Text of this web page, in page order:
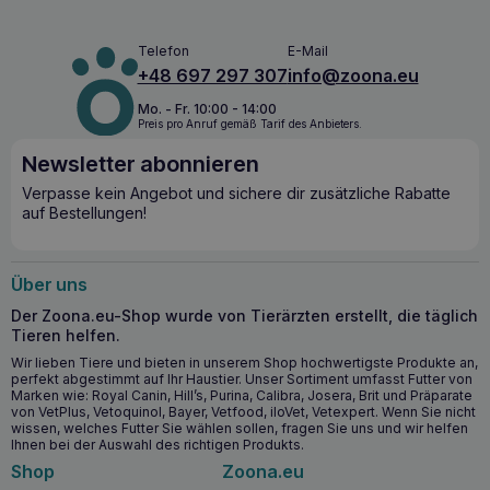
Telefon
+48 697 297 307
E-Mail
info@zoona.eu
Mo. - Fr. 10:00 - 14:00
Preis pro Anruf gemäß Tarif des Anbieters.
Newsletter abonnieren
Verpasse kein Angebot und sichere dir zusätzliche Rabatte
auf Bestellungen!
Über uns
Der Zoona.eu-Shop wurde von Tierärzten erstellt, die täglich
Tieren helfen.
Wir lieben Tiere und bieten in unserem Shop hochwertigste Produkte an,
perfekt abgestimmt auf Ihr Haustier. Unser Sortiment umfasst Futter von
Marken wie: Royal Canin, Hill’s, Purina, Calibra, Josera, Brit und Präparate
von VetPlus, Vetoquinol, Bayer, Vetfood, iloVet, Vetexpert. Wenn Sie nicht
wissen, welches Futter Sie wählen sollen, fragen Sie uns und wir helfen
Ihnen bei der Auswahl des richtigen Produkts.
Shop Zoona.eu